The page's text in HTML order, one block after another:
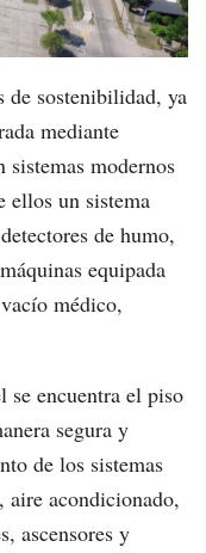
sostenibilidad, ya
mediante
sistemas modernos
ellos un sistema
de humo,
equipada
médico,
encuentra el piso
segura y
de los sistemas
aire acondicionado,
ascensores y